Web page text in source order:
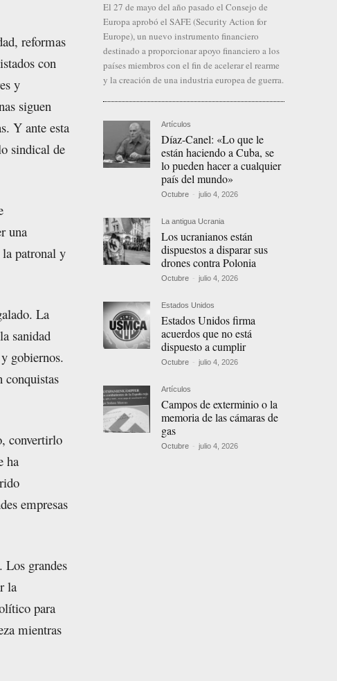
reformas
con
y
siguen
Y ante esta
sindical de
una
patronal y
La
sanidad
gobiernos.
conquistas
convertirlo
ha
empresas
Los grandes
la
para
mientras
El 27 de mayo del año pasado el Consejo de
Europa aprobó el SAFE (Security Action for
Europe), un nuevo instrumento financiero
destinado a proporcionar apoyo financiero a los
países miembros con el fin de acelerar el rearme
y la creación de una industria europea de guerra.
Artículos
Díaz-Canel: «Lo que le
están haciendo a Cuba, se
lo pueden hacer a cualquier
país del mundo»
Octubre - julio 4, 2026
La antigua Ucrania
Los ucranianos están
dispuestos a disparar sus
drones contra Polonia
Octubre - julio 4, 2026
Estados Unidos
Estados Unidos firma
acuerdos que no está
dispuesto a cumplir
Octubre - julio 4, 2026
Artículos
Campos de exterminio o la
memoria de las cámaras de
gas
Octubre - julio 4, 2026